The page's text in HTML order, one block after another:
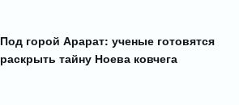
Под горой Арарат: ученые готовятся
раскрыть тайну Ноева ковчега